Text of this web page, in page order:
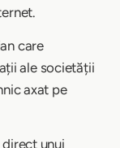
care
ale societății
axat pe
unui